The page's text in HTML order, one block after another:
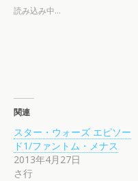
読み込み中…
関連
スター・ウォーズ エピソー
ド1/ファントム・メナス
2013年4月27日
さ行